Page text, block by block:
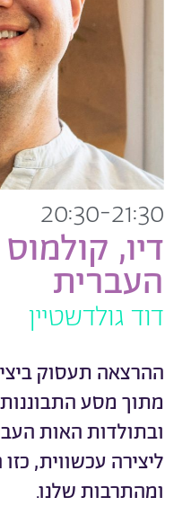
20:30-21:30
דיו,
העברית
דוד גולדשטיין
ההרצאה תעסוק
מתוך מסע
ובתולדות האות
ליצירה עכשווית,
ומהתרבות שלנו.